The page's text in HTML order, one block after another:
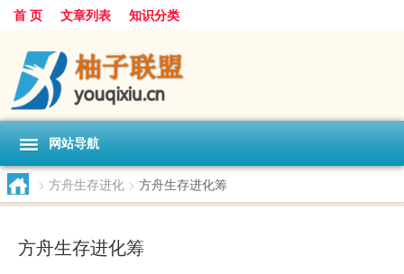
首 页 文章列表 知识分类
网站导航
> 方舟生存进化 > 方舟生存进化筹
方舟生存进化筹